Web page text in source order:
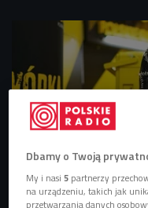
Dbamy o Twoją
My i nasi5 partnerzy
na urządzeniu, takich jak
przetwarzania danych